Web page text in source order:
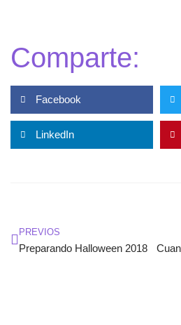
Comparte:
Facebook
LinkedIn
PREVIOS
Preparando Halloween 2018